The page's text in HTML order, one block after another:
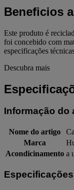
Beneficios
Este produto é
foi concebido com
especificações
Descubra mais
Informação do
Nome do artigo
Marca
Acondicinamento a